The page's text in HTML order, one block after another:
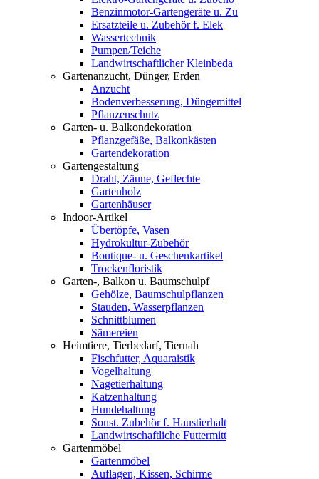
Benzinmotor-Gartengeräte u. Zu
Ersatzteile u. Zubehör f. Elek
Wassertechnik
Pumpen/Teiche
Landwirtschaftlicher Kleinbeda
Gartenanzucht, Dünger, Erden
Anzucht
Bodenverbesserung, Düngemittel
Pflanzenschutz
Garten- u. Balkondekoration
Pflanzgefäße, Balkonkästen
Gartendekoration
Gartengestaltung
Draht, Zäune, Geflechte
Gartenholz
Gartenhäuser
Indoor-Artikel
Übertöpfe, Vasen
Hydrokultur-Zubehör
Boutique- u. Geschenkartikel
Trockenfloristik
Garten-, Balkon u. Baumschulpf
Gehölze, Baumschulpflanzen
Stauden, Wasserpflanzen
Schnittblumen
Sämereien
Heimtiere, Tierbedarf, Tiernah
Fischfutter, Aquaraistik
Vogelhaltung
Nagetierhaltung
Katzenhaltung
Hundehaltung
Sonst. Zubehör f. Haustierhalt
Landwirtschaftliche Futtermitt
Gartenmöbel
Gartenmöbel
Auflagen, Kissen, Schirme